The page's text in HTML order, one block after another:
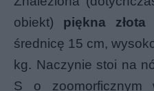
obiekt) piękna
średnicę 15 cm,
kg. Naczynie stoi na
S o zoomorficznym